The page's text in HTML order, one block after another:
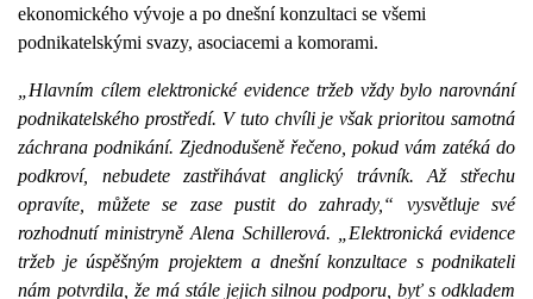
ekonomického vývoje a po dnešní konzultaci se všemi
podnikatelskými svazy, asociacemi a komorami.
„Hlavním cílem elektronické evidence tržeb vždy bylo narovnání
podnikatelského prostředí. V tuto chvíli je však prioritou samotná
záchrana podnikání. Zjednodušeně řečeno, pokud vám zatéká do
podkroví, nebudete zastřihávat anglický trávník. Až střechu
opravíte, můžete se zase pustit do zahrady,“ vysvětluje své
rozhodnutí ministryně Alena Schillerová. „Elektronická evidence
tržeb je úspěšným projektem a dnešní konzultace s podnikateli
nám potvrdila, že má stále jejich silnou podporu, byť s odkladem